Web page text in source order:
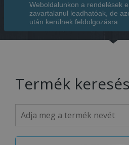
Főoldal -
Termék
Weboldalunkon a rendelések
zavartalanul leadhatóak, de
után kerülnek feldolgozásra.